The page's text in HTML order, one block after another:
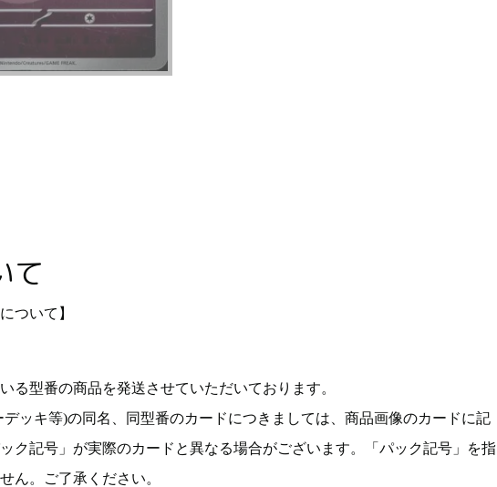
て
ついて】
る型番の商品を発送させていただいております。
ッキ等)の同名、同型番のカードにつきましては、商品画像のカードに記
ク記号」が実際のカードと異なる場合がございます。「パック記号」を指
ん。ご了承ください。